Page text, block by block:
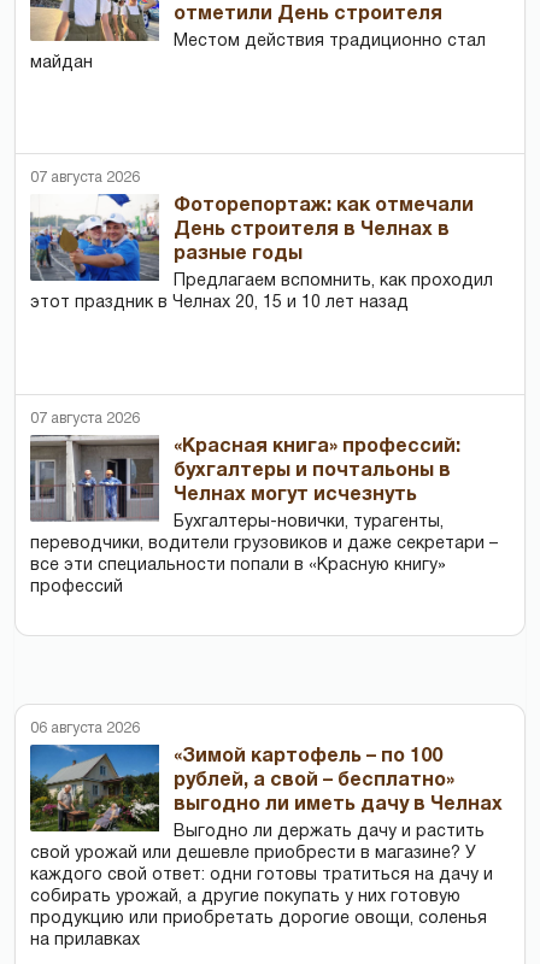
отметили День строителя
Местом действия традиционно стал
майдан
07 августа 2026
Фоторепортаж: как отмечали
День строителя в Челнах в
разные годы
Предлагаем вспомнить, как проходил
этот праздник в Челнах 20, 15 и 10 лет назад
07 августа 2026
«Красная книга» профессий:
бухгалтеры и почтальоны в
Челнах могут исчезнуть
Бухгалтеры-новички, тур­агенты,
переводчики, водители грузовиков и даже секретари –
все эти специальности попали в «Красную книгу»
профессий
06 августа 2026
«Зимой картофель – по 100
рублей, а свой – бесплатно»
выгодно ли иметь дачу в Челнах
Выгодно ли держать дачу и растить
свой урожай или дешевле приобрести в магазине? У
каждого свой ответ: одни готовы тратиться на дачу и
собирать урожай, а другие покупать у них готовую
продукцию или приобретать дорогие овощи, соленья
на прилавках